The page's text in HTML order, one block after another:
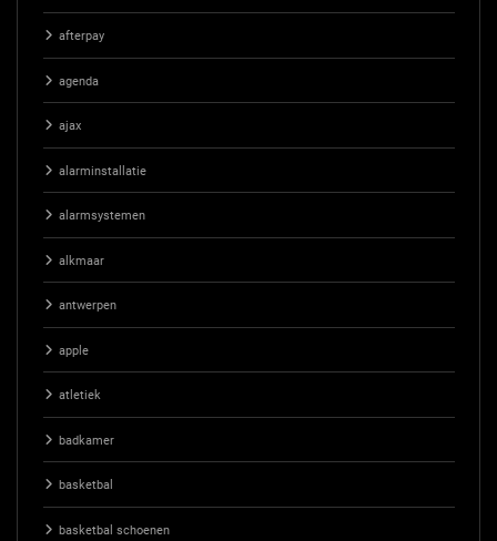
afterpay
agenda
ajax
alarminstallatie
alarmsystemen
alkmaar
antwerpen
apple
atletiek
badkamer
basketbal
basketbal schoenen